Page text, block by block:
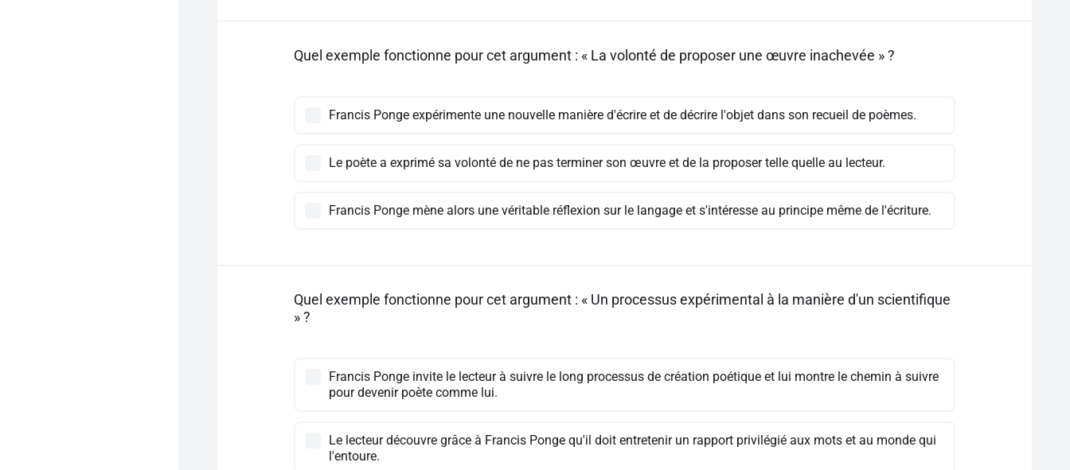
Quel exemple fonctionne pour cet argument : « La volonté de proposer une œuvre inachevée » ?
Francis Ponge expérimente une nouvelle manière d'écrire et de décrire l'objet dans son recueil de poèmes.
Le poète a exprimé sa volonté de ne pas terminer son œuvre et de la proposer telle quelle au lecteur.
Francis Ponge mène alors une véritable réflexion sur le langage et s'intéresse au principe même de l'écriture.
Quel exemple fonctionne pour cet argument : « Un processus expérimental à la manière d'un scientifique
» ?
Francis Ponge invite le lecteur à suivre le long processus de création poétique et lui montre le chemin à suivre
pour devenir poète comme lui.
Le lecteur découvre grâce à Francis Ponge qu'il doit entretenir un rapport privilégié aux mots et au monde qui
l'entoure.